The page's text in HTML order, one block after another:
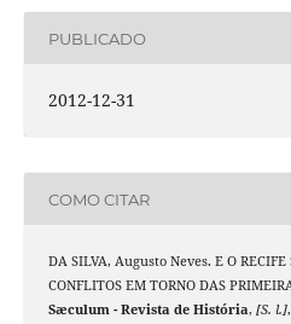
PUBLICADO
2012-12-31
COMO CITAR
DA SILVA, Augusto Neves. E O RECIFE
CONFLITOS EM TORNO DAS
Sæculum - Revista de História, [S. l.]